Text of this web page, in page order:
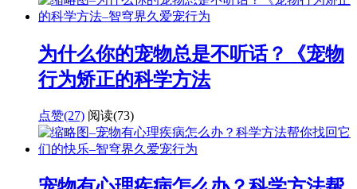
为什么你的宠物总是不听话？《宠物
行为矫正的科学方法
点赞(27) 阅读(73)